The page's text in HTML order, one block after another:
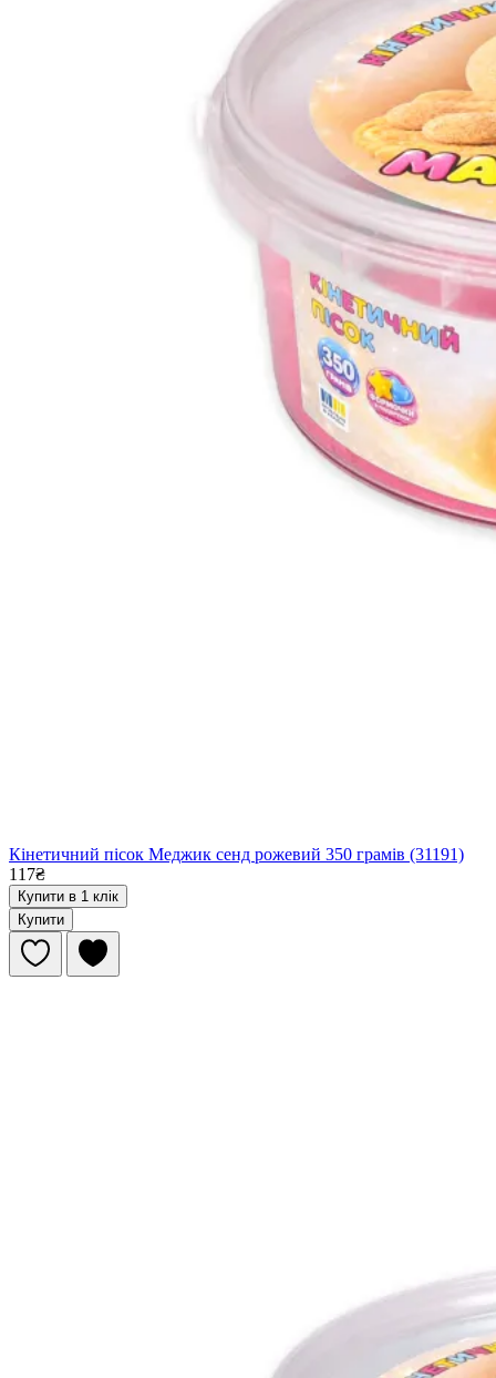
Кінетичний пісок Меджик сенд рожевий 350 грамів (31191)
117₴
Купити в 1 клік
Купити